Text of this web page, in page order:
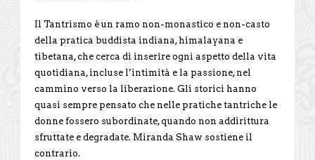
Il Tantrismo è un ramo non-monastico e non-casto
della pratica buddista indiana, himalayana e
tibetana, che cerca di inserire ogni aspetto della vita
quotidiana, incluse l’intimità e la passione, nel
cammino verso la liberazione. Gli storici hanno
quasi sempre pensato che nelle pratiche tantriche le
donne fossero subordinate, quando non addirittura
sfruttate e degradate. Miranda Shaw sostiene il
contrario.